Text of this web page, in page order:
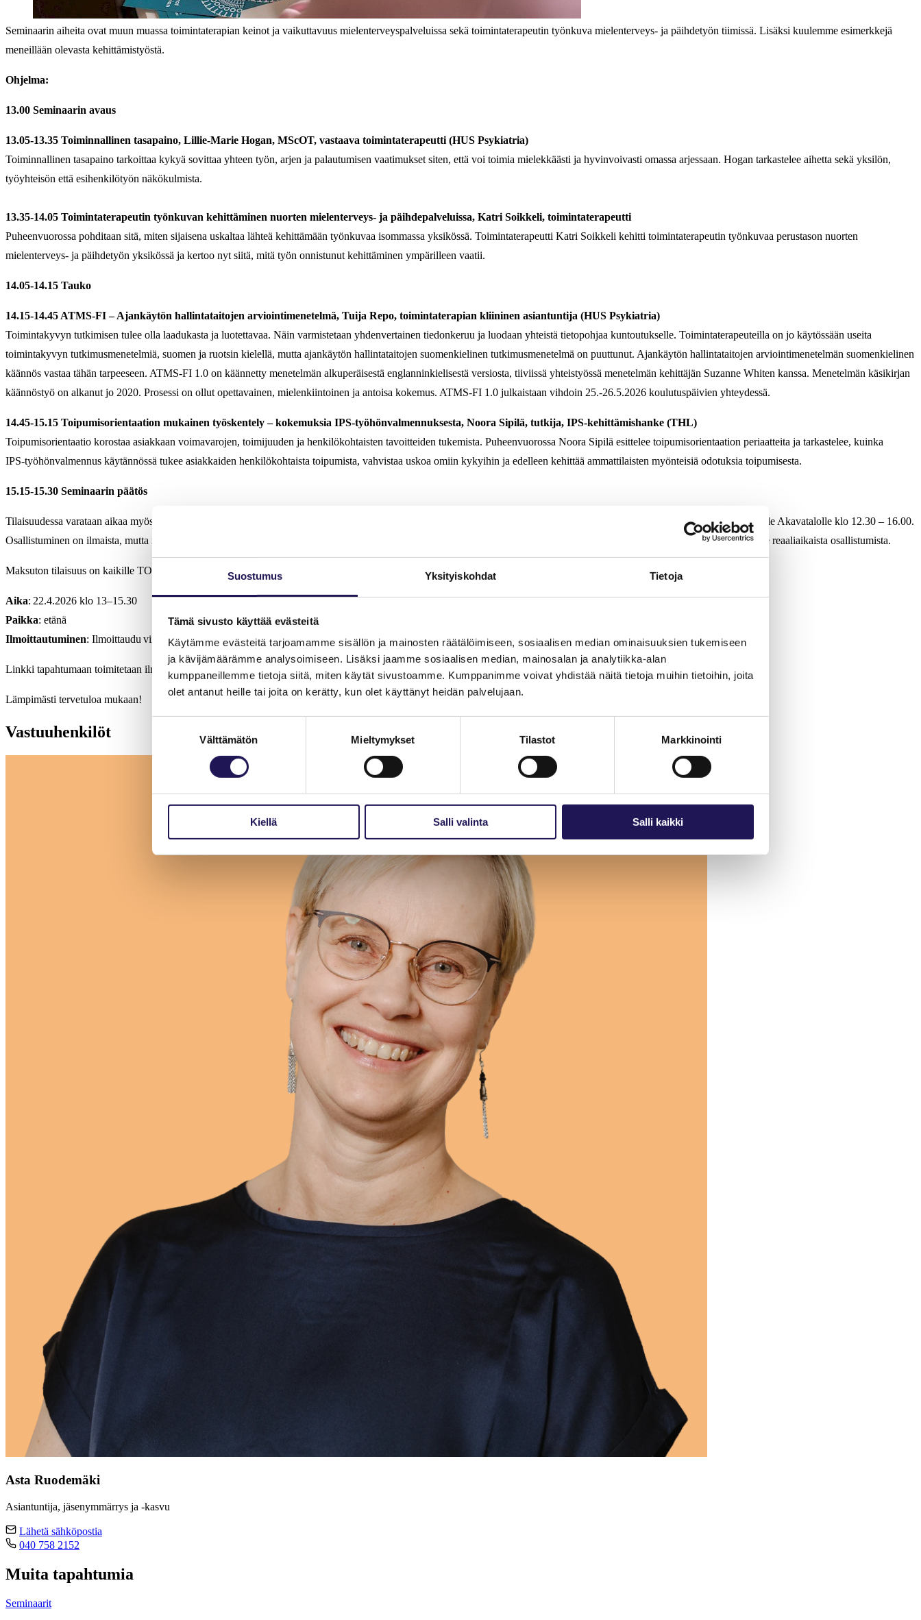
Suostumus Yksityiskohdat Tietoja
Tämä sivusto käyttää evästeitä
Käytämme evästeitä tarjoamamme sisällön ja mainosten räätälöimiseen, sosiaalisen median ominaisuuksien tukemiseen
ja kävijämäärämme analysoimiseen. Lisäksi jaamme sosiaalisen median, mainosalan ja analytiikka-alan
kumppaneillemme tietoja siitä, miten käytät sivustoamme. Kumppanimme voivat yhdistää näitä tietoja muihin tietoihin, joita
olet antanut heille tai joita on kerätty, kun olet käyttänyt heidän palvelujaan.
Välttämätön Mieltymykset Tilastot Markkinointi
Kiellä Salli valinta Salli kaikki
Seminaarin aiheita ovat muun muassa toimintaterapian keinot ja vaikuttavuus mielenterveyspalveluissa sekä toimintaterapeutin työnkuva mielenterveys- ja päihdetyön tiimissä. Lisäksi kuulemme esimerkkejä
meneillään olevasta kehittämistyöstä.
Ohjelma:
13.00 Seminaarin avaus
13.05-13.35 Toiminnallinen tasapaino, Lillie-Marie Hogan, MScOT, vastaava toimintaterapeutti (HUS Psykiatria)
Toiminnallinen tasapaino tarkoittaa kykyä sovittaa yhteen työn, arjen ja palautumisen vaatimukset siten, että voi toimia mielekkäästi ja hyvinvoivasti omassa arjessaan. Hogan tarkastelee aihetta sekä yksilön,
työyhteisön että esihenkilötyön näkökulmista.
13.35-14.05 Toimintaterapeutin työnkuvan kehittäminen nuorten mielenterveys- ja päihdepalveluissa, Katri Soikkeli, toimintaterapeutti
Puheenvuorossa pohditaan sitä, miten sijaisena uskaltaa lähteä kehittämään työnkuvaa isommassa yksikössä. Toimintaterapeutti Katri Soikkeli kehitti toimintaterapeutin työnkuvaa perustason nuorten
mielenterveys- ja päihdetyön yksikössä ja kertoo nyt siitä, mitä työn onnistunut kehittäminen ympärilleen vaatii.
14.05-14.15 Tauko
14.15-14.45 ATMS-FI – Ajankäytön hallintataitojen arviointimenetelmä, Tuija Repo, toimintaterapian kliininen asiantuntija (HUS Psykiatria)
Toimintakyvyn tutkimisen tulee olla laadukasta ja luotettavaa. Näin varmistetaan yhdenvertainen tiedonkeruu ja luodaan yhteistä tietopohjaa kuntoutukselle. Toimintaterapeuteilla on jo käytössään useita
toimintakyvyn tutkimusmenetelmiä, suomen ja ruotsin kielellä, mutta ajankäytön hallintataitojen suomenkielinen tutkimusmenetelmä on puuttunut. Ajankäytön hallintataitojen arviointimenetelmän suomenkielinen
käännös vastaa tähän tarpeeseen. ATMS-FI 1.0 on käännetty menetelmän alkuperäisestä englanninkielisestä versiosta, tiiviissä yhteistyössä menetelmän kehittäjän Suzanne Whiten kanssa. Menetelmän käsikirjan
käännöstyö on alkanut jo 2020. Prosessi on ollut opettavainen, mielenkiintoinen ja antoisa kokemus. ATMS-FI 1.0 julkaistaan vihdoin 25.-26.5.2026 koulutuspäivien yhteydessä.
14.45-15.15 Toipumisorientaation mukainen työskentely – kokemuksia IPS-työhönvalmennuksesta, Noora Sipilä, tutkija, IPS-kehittämishanke (THL)
Toipumisorientaatio korostaa asiakkaan voimavarojen, toimijuuden ja henkilökohtaisten tavoitteiden tukemista. Puheenvuorossa Noora Sipilä esittelee toipumisorientaation periaatteita ja tarkastelee, kuinka
IPS‑työhönvalmennus käytännössä tukee asiakkaiden henkilökohtaista toipumista, vahvistaa uskoa omiin kykyihin ja edelleen kehittää ammattilaisten myönteisiä odotuksia toipumisesta.
15.15-15.30 Seminaarin päätös
Tilaisuudessa varataan aikaa myös osallistujien kysymyksille. Tilaisuuteen voi osallistua reaaliajassa tai tilaamalla tallenteen. Voit ilmoittautua mukaan studioyleisöksi paikan päälle Akavatalolle klo 12.30 – 16.00.
Osallistuminen on ilmaista, mutta ilmoittautuminen on sitova. Tulematta jättämisestä laskutamme 20 euroa. Seminaarissa on mahdollisuus esittää kysymyksiä, joten suosittelemme reaaliaikaista osallistumista.
Maksuton tilaisuus on kaikille TOIn jäsenille tarkoitettu jäsenetu.
Aika: 22.4.2026 klo 13–15.30
Paikka: etänä
Ilmoittautuminen: Ilmoittaudu viimeistään 19.4.2026. Olet saanut ilmoittautumislinkin sähköpostiisi 19.3. toimitetussa jäsenkirjeessä.
Linkki tapahtumaan toimitetaan ilmoittautuneille viimeistään tapahtumapäivänä.
Lämpimästi tervetuloa mukaan!
Vastuuhenkilöt
Asta Ruodemäki
Asiantuntija, jäsenymmärrys ja -kasvu
Lähetä sähköpostia
040 758 2152
Muita tapahtumia
Seminaarit